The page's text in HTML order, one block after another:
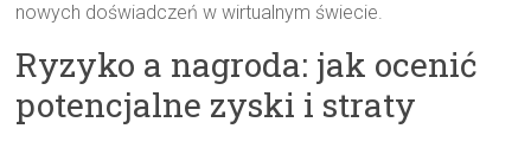
nowych doświadczeń w wirtualnym świecie.
Ryzyko a nagroda: jak ocenić
potencjalne zyski i straty